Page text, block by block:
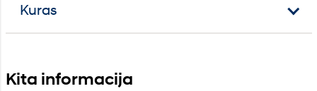
Kuras
Kita informacija